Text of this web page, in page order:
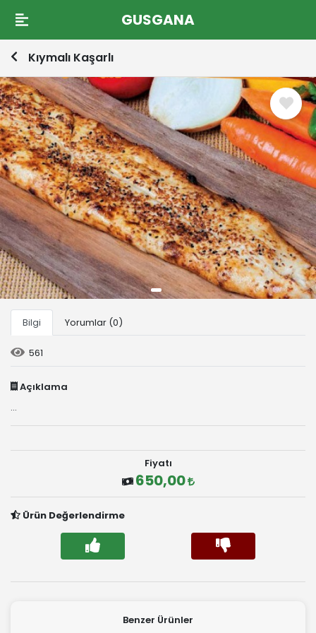
GUSGANA
Kıymalı Kaşarlı
Bilgi Yorumlar (0)
561
Açıklama
...
Fiyatı
650,00
Ürün Değerlendirme
Benzer Ürünler